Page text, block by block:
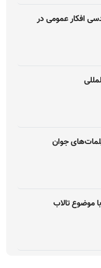
افکار عمومی در
جوان
موضوع تالاب